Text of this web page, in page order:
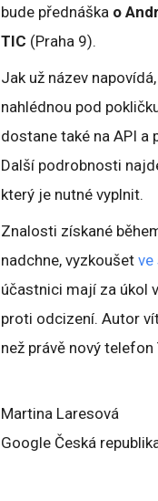
bude přednáška o
TIC (Praha 9).
Jak už název
nahlédnou pod
dostane také na API a
Další podrobnosti
který je nutné vyplnit.
Znalosti získané
nadchne, vyzkoušet ve
účastnici mají za úkol
proti odcizení. Autor
než právě nový
Martina Laresová
Google Česká